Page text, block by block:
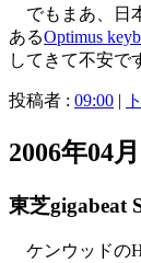
でもまあ、日
あるOptimus
してきて不安で
投稿者 : 09:00 |
2006年04
東芝gigabeat
ケンウッドの